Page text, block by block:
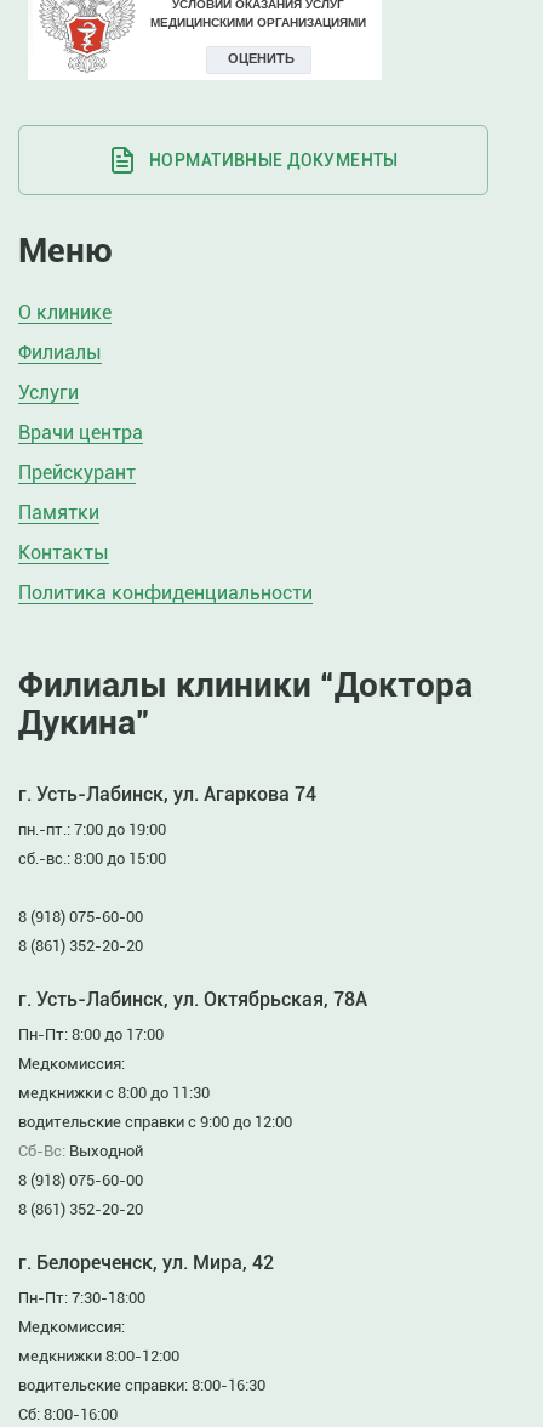
НОРМАТИВНЫЕ ДОКУМЕНТЫ
Меню
О клинике
Филиалы
Услуги
Врачи центра
Прейскурант
Памятки
Контакты
Политика конфиденциальности
Филиалы клиники “Доктора
Дукина”
г. Усть-Лабинск, ул. Агаркова 74
пн.-пт.: 7:00 до 19:00
сб.-вс.: 8:00 до 15:00
8 (918) 075-60-00
8 (861) 352-20-20
г. Усть-Лабинск, ул. Октябрьская, 78А
Пн-Пт: 8:00 до 17:00
Медкомиссия:
медкнижки с 8:00 до 11:30
водительские справки с 9:00 до 12:00
Сб-Вс: Выходной
8 (918) 075-60-00
8 (861) 352-20-20
г. Белореченск, ул. Мира, 42
Пн-Пт: 7:30-18:00
Медкомиссия:
медкнижки 8:00-12:00
водительские справки: 8:00-16:30
Сб: 8:00-16:00